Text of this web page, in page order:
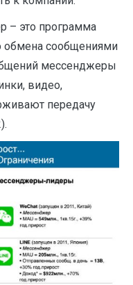
– это программа
обмена сообщениями
мессенджеры
видео,
передачу